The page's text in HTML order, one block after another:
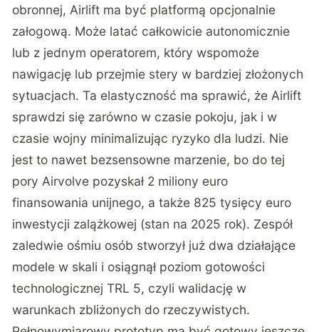
obronnej, Airlift ma być platformą opcjonalnie
załogową. Może latać całkowicie autonomicznie
lub z jednym operatorem, który wspomoże
nawigację lub przejmie stery w bardziej złożonych
sytuacjach. Ta elastyczność ma sprawić, że Airlift
sprawdzi się zarówno w czasie pokoju, jak i w
czasie wojny minimalizując ryzyko dla ludzi. Nie
jest to nawet bezsensowne marzenie, bo do tej
pory Airvolve pozyskał 2 miliony euro
finansowania unijnego, a także 825 tysięcy euro
inwestycji zalążkowej (stan na 2025 rok). Zespół
zaledwie ośmiu osób stworzył już dwa działające
modele w skali i osiągnął poziom gotowości
technologicznej TRL 5, czyli walidację w
warunkach zbliżonych do rzeczywistych.